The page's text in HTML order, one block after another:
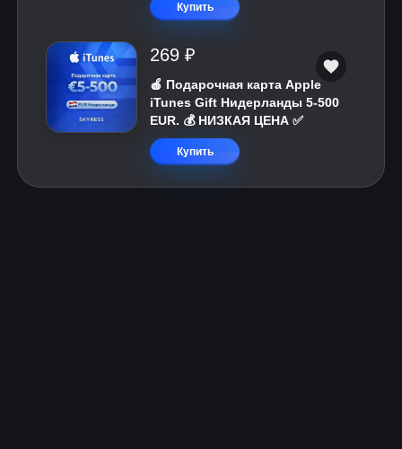
Купить
269 ₽
🍎 Подарочная карта Apple
iTunes Gift Нидерланды 5-500
EUR. 💰 НИЗКАЯ ЦЕНА ✅
Купить